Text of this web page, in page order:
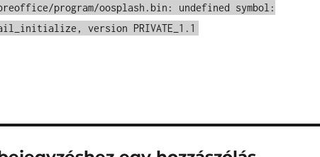
program/oosplash.bin: undefined symbol:
version PRIVATE_1.1